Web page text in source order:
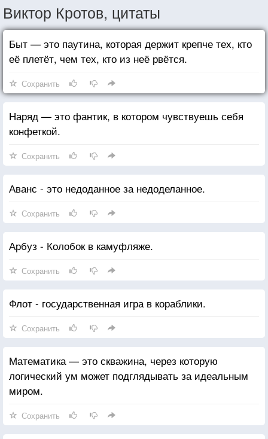
Виктор Кротов, цитаты
Быт — это паутина, которая держит крепче тех, кто
её плетёт, чем тех, кто из неё рвётся.
Сохранить
Наряд — это фантик, в котором чувствуешь себя
конфеткой.
Сохранить
Аванс - это недоданное за недоделанное.
Сохранить
Арбуз - Колобок в камуфляже.
Сохранить
Флот - государственная игра в кораблики.
Сохранить
Математика — это скважина, через которую
логический ум может подглядывать за идеальным
миром.
Сохранить